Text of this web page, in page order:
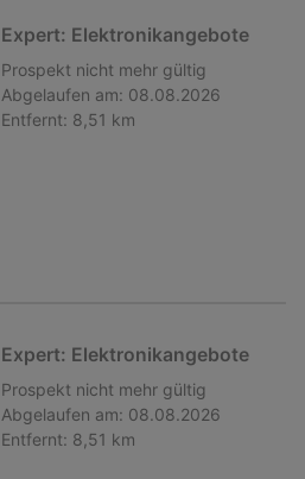
Expert: Elektronikangebote
Prospekt nicht mehr gültig
Abgelaufen am: 08.08.2026
Entfernt: 8,51 km
Expert: Elektronikangebote
Prospekt nicht mehr gültig
Abgelaufen am: 08.08.2026
Entfernt: 8,51 km